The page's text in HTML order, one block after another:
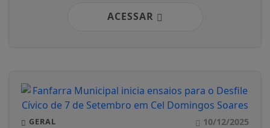
ACESSAR
GERAL 10/12/2025